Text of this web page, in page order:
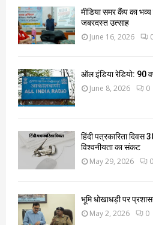
मीडिया समर कैंप का भव्य
जबरदस्त उत्साह
June 16, 2026
ऑल इंडिया रेडियो: 90
June 8, 2026 0
हिंदी पत्रकारिता दिवस
विश्वनीयता का संकट
May 29, 2026 0
भूमि धोखाधड़ी पर
May 2, 2026 0